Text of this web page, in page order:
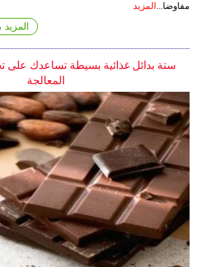
مفاوضا... المزيد
ستة بدائل غذائية بسيطة تساعدك على
المعالجة